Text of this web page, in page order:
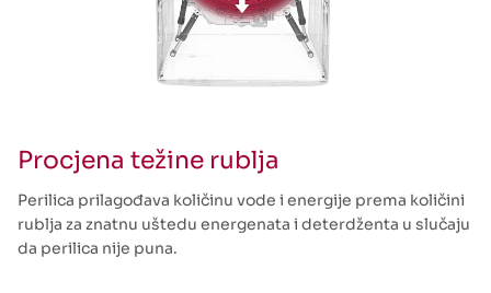
Procjena težine rublja
Perilica prilagođava količinu vode i energije prema količini
rublja za znatnu uštedu energenata i deterdženta u slučaju
da perilica nije puna.